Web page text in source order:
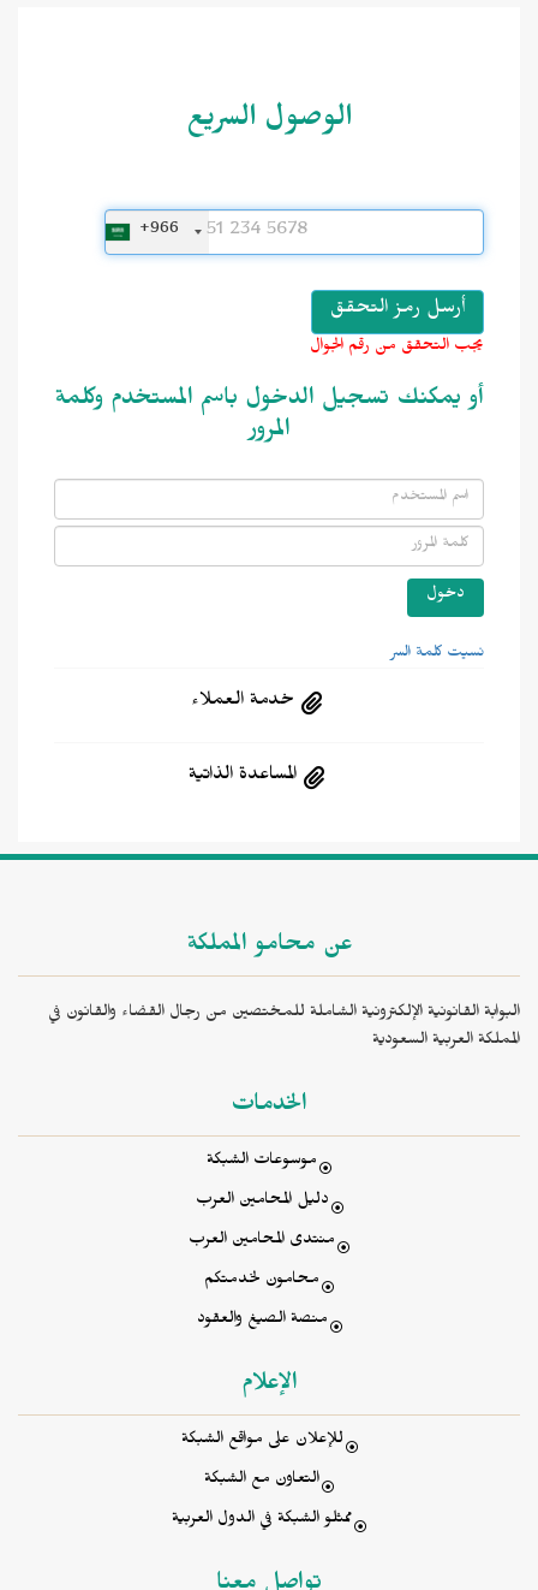
الوصول السريع
+966
يجب التحقق من رقم الجوال
أو يمكنك تسجيل الدخول باسم المستخدم وكلمة
المرور
نسيت كلمة السر
خدمة العملاء
المساعدة الذاتية
عن محامو المملكة
البوابة القانونية الإلكترونية الشاملة للمختصين من رجال القضاء والقانون في
المملكة العربية السعودية
الخدمات
موسوعات الشبكة
دليل المحامين العرب
منتدى المحامين العرب
محامون لخدمتكم
منصة الصيغ والعقود
الإعلام
للإعلان على مواقع الشبكة
التعاون مع الشبكة
ممثلو الشبكة في الدول العربية